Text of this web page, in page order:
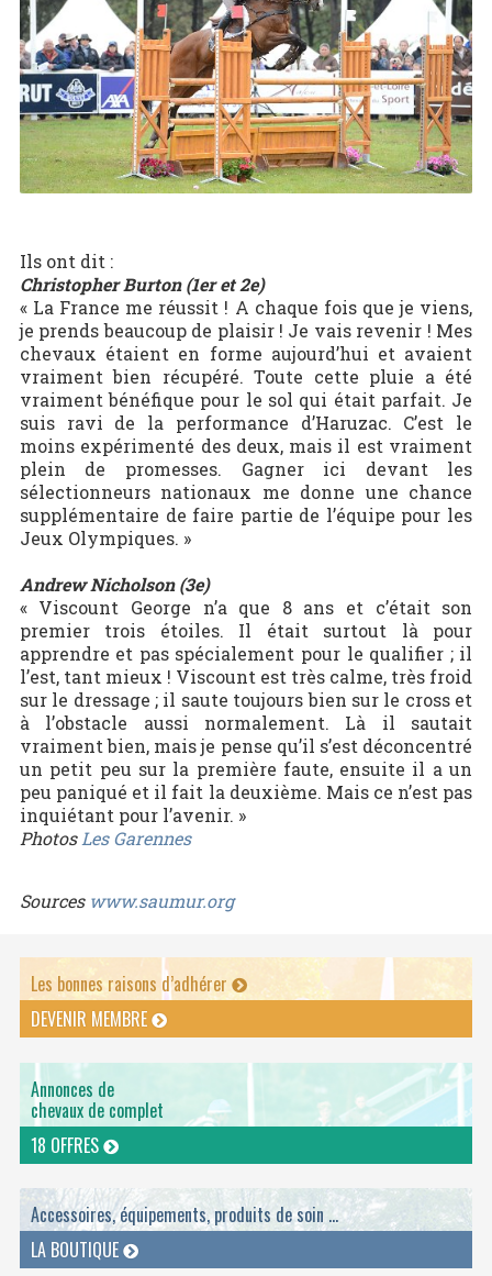
Ils ont dit :
Christopher Burton (1er et 2e)
« La France me réussit ! A chaque fois que je viens,
je prends beaucoup de plaisir ! Je vais revenir ! Mes
chevaux étaient en forme aujourd’hui et avaient
vraiment bien récupéré. Toute cette pluie a été
vraiment bénéfique pour le sol qui était parfait. Je
suis ravi de la performance d’Haruzac. C’est le
moins expérimenté des deux, mais il est vraiment
plein de promesses. Gagner ici devant les
sélectionneurs nationaux me donne une chance
supplémentaire de faire partie de l’équipe pour les
Jeux Olympiques. »
Andrew Nicholson (3e)
« Viscount George n’a que 8 ans et c’était son
premier trois étoiles. Il était surtout là pour
apprendre et pas spécialement pour le qualifier ; il
l’est, tant mieux ! Viscount est très calme, très froid
sur le dressage ; il saute toujours bien sur le cross et
à l’obstacle aussi normalement. Là il sautait
vraiment bien, mais je pense qu’il s’est déconcentré
un petit peu sur la première faute, ensuite il a un
peu paniqué et il fait la deuxième. Mais ce n’est pas
inquiétant pour l’avenir. »
Photos Les Garennes
Sources www.saumur.org
Les bonnes raisons d’adhérer
DEVENIR MEMBRE
Annonces de
chevaux de complet
18 OFFRES
Accessoires, équipements, produits de soin ...
LA BOUTIQUE